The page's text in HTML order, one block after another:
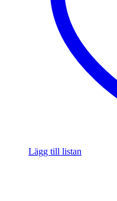
Lägg till listan